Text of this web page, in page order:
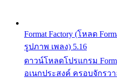
Format Factory (โหลด
รูปภาพ เพลง) 5.16
ดาวน์โหลดโปรแกรม
อเนกประสงค์ ครอบจักรว